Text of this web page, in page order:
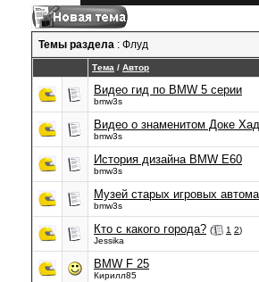
Темы раздела : Флуд
Тема / Автор
Видео гид по BMW 5 серии
bmw3s
Видео о знаменитом Доке
bmw3s
История дизайна BMW E60
bmw3s
Музей старых игровых
bmw3s
Кто с какого города? ( 1 2)
Jessika
BMW F 25
Кирилл85